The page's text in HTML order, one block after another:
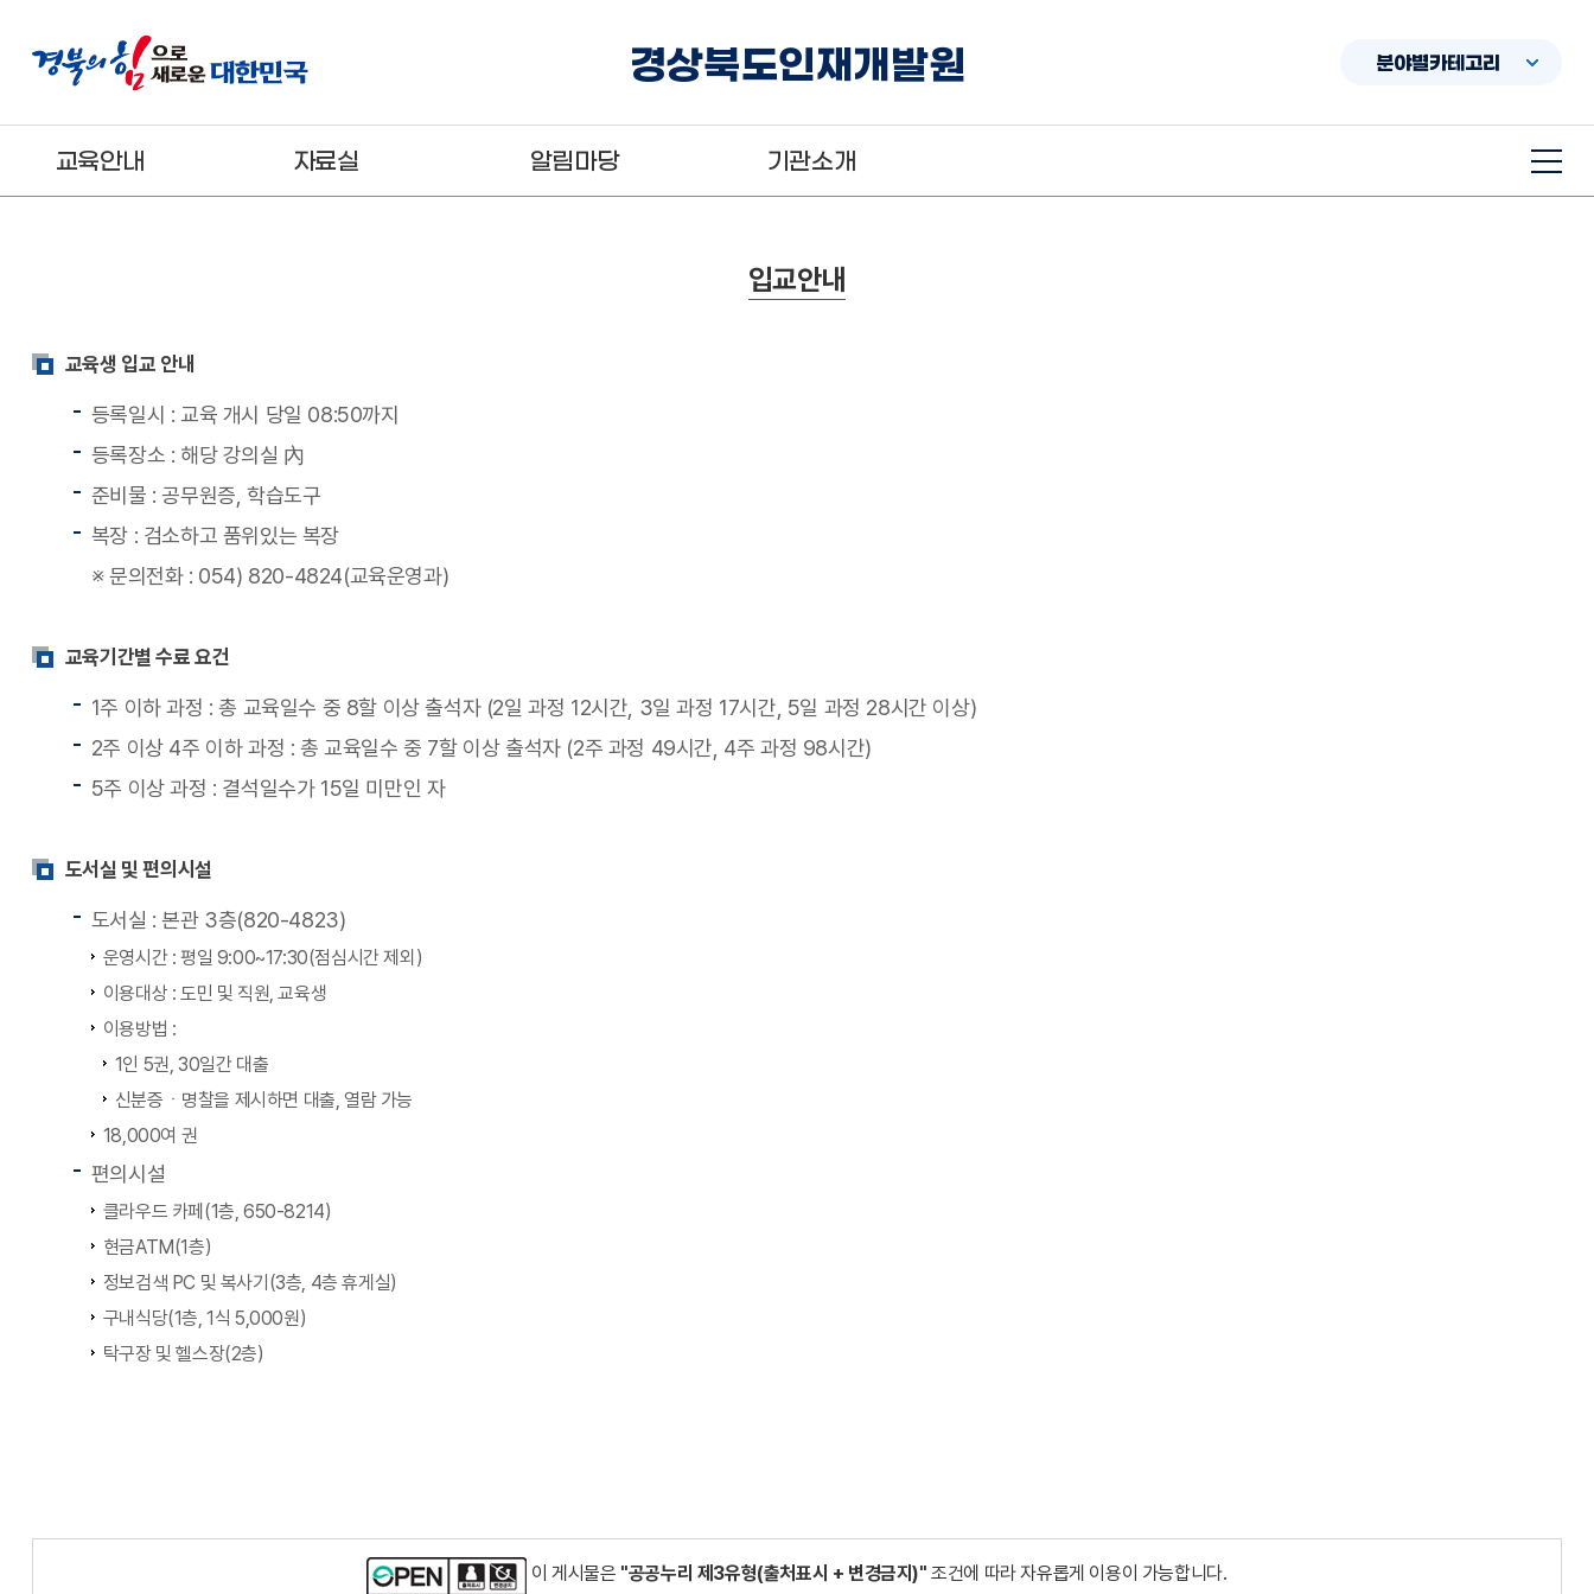
경상북도인재개발원 분야별카테고리
교육안내 자료실 알림마당 기관소개
입교안내
교육생 입교 안내
등록일시 : 교육 개시 당일 08:50까지
등록장소 : 해당 강의실 內
준비물 : 공무원증, 학습도구
복장 : 검소하고 품위있는 복장
※ 문의전화 : 054) 820-4824(교육운영과)
교육기간별 수료 요건
1주 이하 과정 : 총 교육일수 중 8할 이상 출석자 (2일 과정 12시간, 3일 과정 17시간, 5일 과정 28시간 이상)
2주 이상 4주 이하 과정 : 총 교육일수 중 7할 이상 출석자 (2주 과정 49시간, 4주 과정 98시간)
5주 이상 과정 : 결석일수가 15일 미만인 자
도서실 및 편의시설
도서실 : 본관 3층(820-4823)
운영시간 : 평일 9:00~17:30(점심시간 제외)
이용대상 : 도민 및 직원, 교육생
이용방법 :
1인 5권, 30일간 대출
신분증ㆍ명찰을 제시하면 대출, 열람 가능
18,000여 권
편의시설
클라우드 카페(1층, 650-8214)
현금ATM(1층)
정보검색 PC 및 복사기(3층, 4층 휴게실)
구내식당(1층, 1식 5,000원)
탁구장 및 헬스장(2층)
이 게시물은 "공공누리 제3유형(출처표시 + 변경금지)" 조건에 따라 자유롭게 이용이 가능합니다.